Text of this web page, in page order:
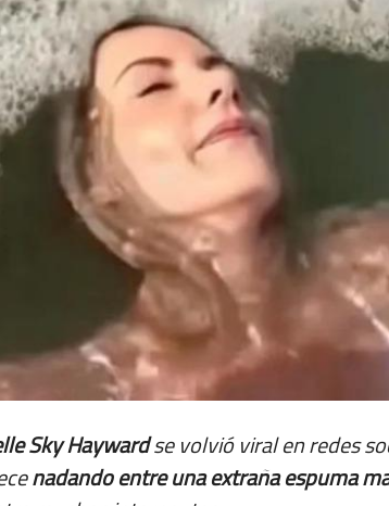
Sky Haywardse volvió viral en redes
nadando entre una extraña espuma